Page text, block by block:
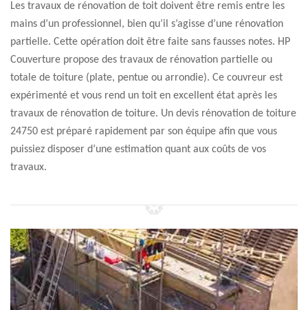
Les travaux de rénovation de toit doivent être remis entre les
mains d’un professionnel, bien qu’il s’agisse d’une rénovation
partielle. Cette opération doit être faite sans fausses notes. HP
Couverture propose des travaux de rénovation partielle ou
totale de toiture (plate, pentue ou arrondie). Ce couvreur est
expérimenté et vous rend un toit en excellent état après les
travaux de rénovation de toiture. Un devis rénovation de toiture
24750 est préparé rapidement par son équipe afin que vous
puissiez disposer d’une estimation quant aux coûts de vos
travaux.